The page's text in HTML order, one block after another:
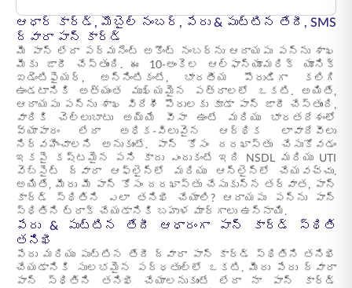
ఆధార్ కార్డ్, మొబైల్ నంబర్, పేరు & పుట్టిన తేదీ, SMS
ద్వారా పాన్ కార్డ్
మీ పాన్ లేదా పర్మనెంట్ అకౌంట్ నంబర్‌ను ఆదాయపు పన్ను శాఖ
మీకు జారీ చేస్తుంది. ఈ 10-అంకెల ఆల్ఫాన్యూమరిక్ యూనిక్
ఐడెంటిఫైయర్, అన్నింటికంటే, భారతీయ పౌరుడిగా కలిగి
ఉండటానికి అత్యంత ముఖ్యమైన పత్రాలలో ఒకటి. అయితే,
ఆదాయపు పన్ను శాఖ విదేశీ పౌరులకు కూడా పాన్ జారీ చేస్తుంది,
వారికి చెల్లుబాటు అయ్యే వీసా ఉంటే మరియు భారతదేశంలో
వ్యాపారం లేదా అధిక-విలువైన ఆర్థిక లావాదేవీలు
నిర్వహించాలని అనుకుంటే. పాన్ కోసం దరఖాస్తు చేసుకోవడం
ఇకపై కష్టమైన పని కాదు ఎందుకంటే ఇది NSDL మరియు UTI
వెబ్‌సైట్ ద్వారా ఆఫ్‌లైన్‌లో మరియు ఆన్‌లైన్‌లో చేయవచ్చు.
అయితే, మీరు మీ పాన్ కోసం దరఖాస్తు చేసుకున్న తర్వాత, పాన్
కార్డ్ స్థితిని ఎలా తనిఖీ చేయాలి? ఆదాయపు పన్ను పాన్
స్థితిని ట్రాక్ చేయడానికి బహుళ మార్గాలు ఉన్నాయి.
పేరు & పుట్టిన తేదీ ఆధారంగా పాన్ కార్డ్ స్థితి
తనిఖీ
పేరు మరియు పుట్టిన తేదీ ద్వారా పాన్ కార్డ్ స్థితిని తనిఖీ
చేయడానికి సులభమైన పద్ధతుల్లో ఒకటి. మీరు పేరు ద్వారా
పాన్ స్థితిని తనిఖీ చేయాలనుకుంటే లేదా నా పాన్ కార్డ్